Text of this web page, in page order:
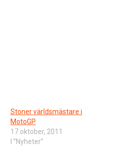
Stoner världsmästare i
MotoGP
17 oktober, 2011
I ”Nyheter”